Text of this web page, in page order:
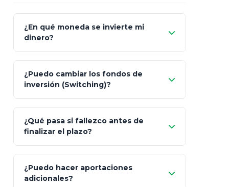
¿En qué moneda se invierte mi
dinero?
inflación), Dólares o Euros
¿Puedo cambiar los fondos de
inversión (Switching)?
"Switching" (cambio de fondos)
¿Qué pasa si fallezco antes de
finalizar el plazo?
100% a tus
beneficiarios designados
¿Puedo hacer aportaciones
adicionales?